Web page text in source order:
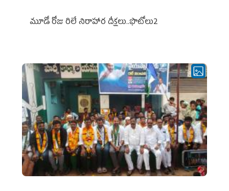
మూడో రోజు రిలే నిరాహార దీక్షలు..ఫొటోలు2